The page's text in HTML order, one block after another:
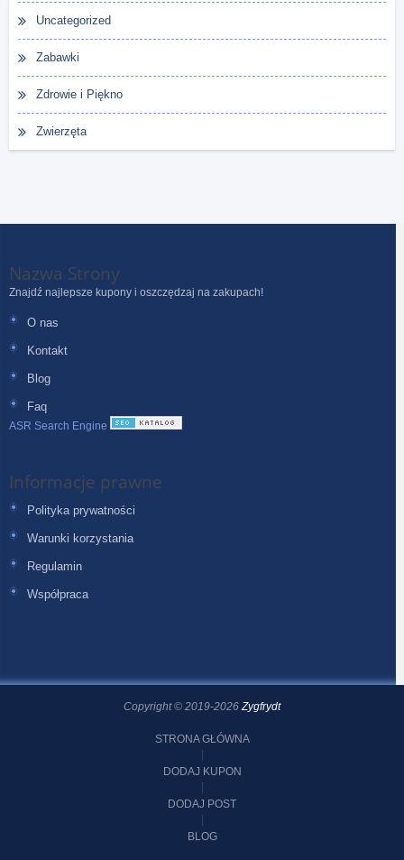
Uncategorized
Zabawki
Zdrowie i Piękno
Zwierzęta
Nazwa Strony
Znajdź najlepsze kupony i oszczędzaj na zakupach!
O nas
Kontakt
Blog
Faq
ASR Search Engine
Informacje prawne
Polityka prywatności
Warunki korzystania
Regulamin
Współpraca
Copyright © 2019-2026Zygfrydt
STRONA GŁÓWNA
DODAJ KUPON
DODAJ POST
BLOG